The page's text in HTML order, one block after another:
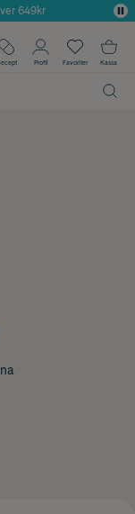
649kr
Profil Favoriter Kassa